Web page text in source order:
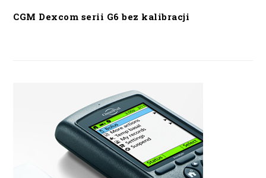
CGM Dexcom serii G6 bez kalibracji